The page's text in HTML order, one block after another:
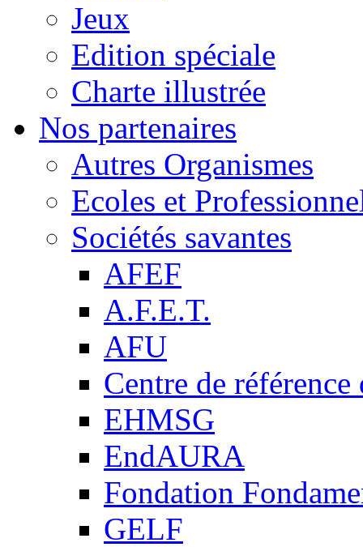
Jeux
Edition spéciale
Charte illustrée
Nos partenaires
Autres Organismes
Ecoles et
Sociétés savantes
AFEF
A.F.E.T.
AFU
Centre de
EHMSG
EndAURA
Fondation
GELF